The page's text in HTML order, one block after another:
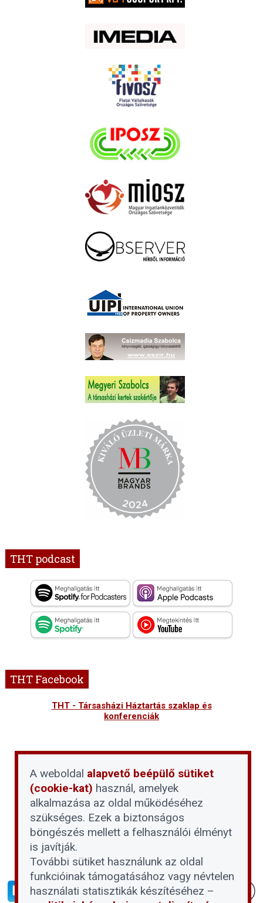
THT podcast
THT Facebook
THT - Társasházi Háztartás szaklap és
konferenciák
A weboldal alapvető beépülő sütiket
(cookie-kat) használ, amelyek
alkalmazása az oldal működéséhez
szükséges. Ezek a biztonságos
böngészés mellett a felhasználói élményt
is javítják.
További sütiket használunk az oldal
funkcióinak támogatásához vagy névtelen
használati statisztikák készítéséhez –